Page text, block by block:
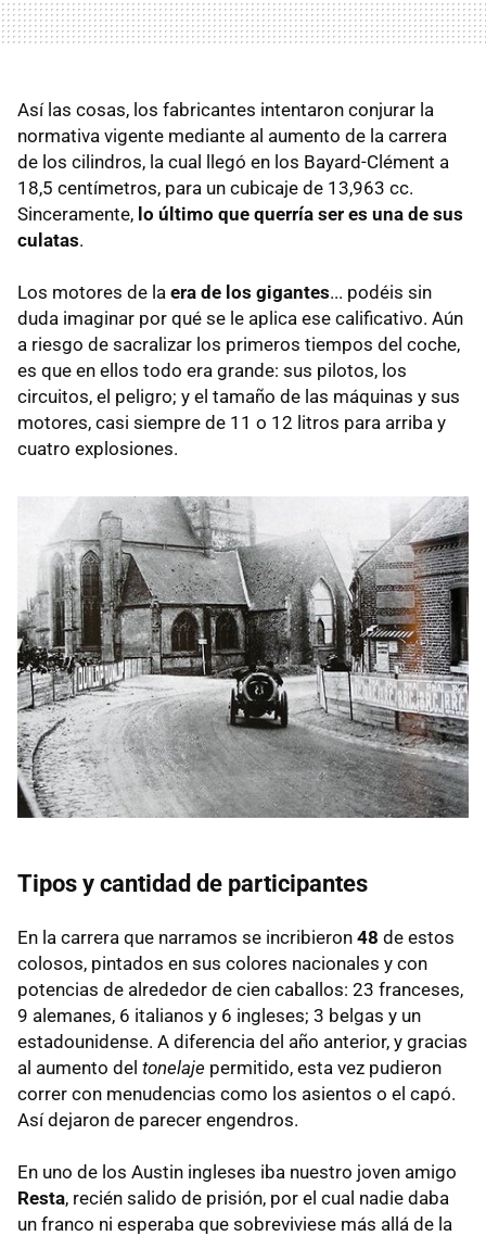
Así las cosas, los fabricantes intentaron conjurar la
normativa vigente mediante al aumento de la carrera
de los cilindros, la cual llegó en los Bayard-Clément a
18,5 centímetros, para un cubicaje de 13,963 cc.
Sinceramente, lo último que querría ser es una de sus
culatas.
Los motores de la era de los gigantes... podéis sin
duda imaginar por qué se le aplica ese calificativo. Aún
a riesgo de sacralizar los primeros tiempos del coche,
es que en ellos todo era grande: sus pilotos, los
circuitos, el peligro; y el tamaño de las máquinas y sus
motores, casi siempre de 11 o 12 litros para arriba y
cuatro explosiones.
Tipos y cantidad de participantes
En la carrera que narramos se incribieron 48 de estos
colosos, pintados en sus colores nacionales y con
potencias de alrededor de cien caballos: 23 franceses,
9 alemanes, 6 italianos y 6 ingleses; 3 belgas y un
estadounidense. A diferencia del año anterior, y gracias
al aumento del tonelaje permitido, esta vez pudieron
correr con menudencias como los asientos o el capó.
Así dejaron de parecer engendros.
En uno de los Austin ingleses iba nuestro joven amigo
Resta, recién salido de prisión, por el cual nadie daba
un franco ni esperaba que sobreviviese más allá de la